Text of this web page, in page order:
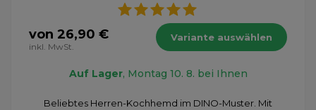
von 26,90 €
inkl. MwSt.
Variante auswählen
Auf Lager, Montag 10. 8. bei Ihnen
Beliebtes Herren-Kochhemd im DINO-Muster. Mit